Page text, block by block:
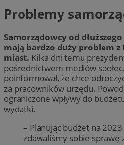
Problemy
Samorządowcy od
mają bardzo duży problem
miast. Kilka dni temu
pośrednictwem mediów
poinformował, że chce
za pracowników urzędu.
ograniczone wpływy do
wydatki.
– Planując budżet na
zdawaliśmy sobie sprawę